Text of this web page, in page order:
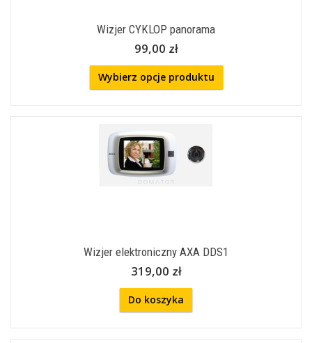
Wizjer CYKLOP panorama
99,00 zł
Wybierz opcje produktu
Wizjer elektroniczny AXA DDS1
319,00 zł
Do koszyka